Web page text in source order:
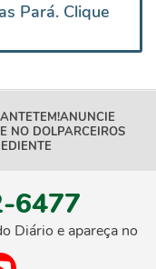
Pará. Clique
TEM!ANUNCIE
NO DOLPARCEIROS
6477
Diário e apareça no